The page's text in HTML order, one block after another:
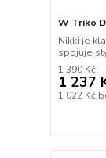
W Triko
Nikki je
spojuje
1 390 Kč
1 237
1 022 Kč